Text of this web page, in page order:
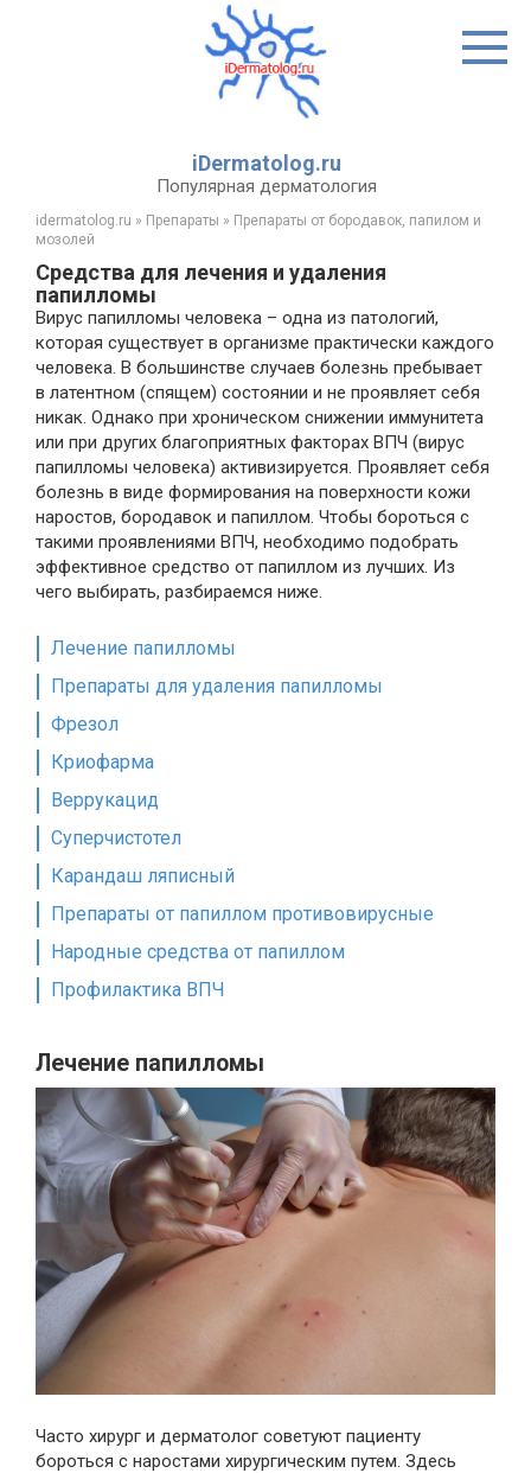
iDermatolog.ru
Популярная дерматология
idermatolog.ru » Препараты » Препараты от бородавок, папилом и
мозолей
Средства для лечения и удаления
папилломы
Вирус папилломы человека – одна из патологий,
которая существует в организме практически каждого
человека. В большинстве случаев болезнь пребывает
в латентном (спящем) состоянии и не проявляет себя
никак. Однако при хроническом снижении иммунитета
или при других благоприятных факторах ВПЧ (вирус
папилломы человека) активизируется. Проявляет себя
болезнь в виде формирования на поверхности кожи
наростов, бородавок и папиллом. Чтобы бороться с
такими проявлениями ВПЧ, необходимо подобрать
эффективное средство от папиллом из лучших. Из
чего выбирать, разбираемся ниже.
Лечение папилломы
Препараты для удаления папилломы
Фрезол
Криофарма
Веррукацид
Суперчистотел
Карандаш ляписный
Препараты от папиллом противовирусные
Народные средства от папиллом
Профилактика ВПЧ
Лечение папилломы
Часто хирург и дерматолог советуют пациенту
бороться с наростами хирургическим путем. Здесь